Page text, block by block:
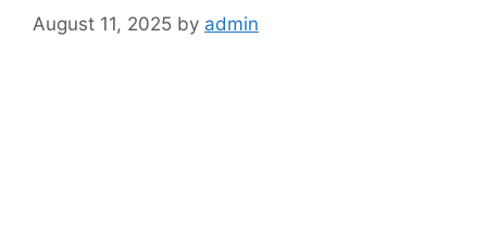
August 11, 2025 by admin